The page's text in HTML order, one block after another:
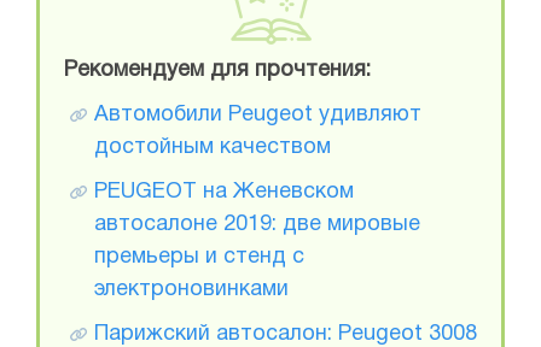
Рекомендуем для прочтения:
Автомобили Peugeot удивляют
достойным качеством
PEUGEOT на Женевском
автосалоне 2019: две мировые
премьеры и стенд с
электроновинками
Парижский автосалон: Peugeot 3008